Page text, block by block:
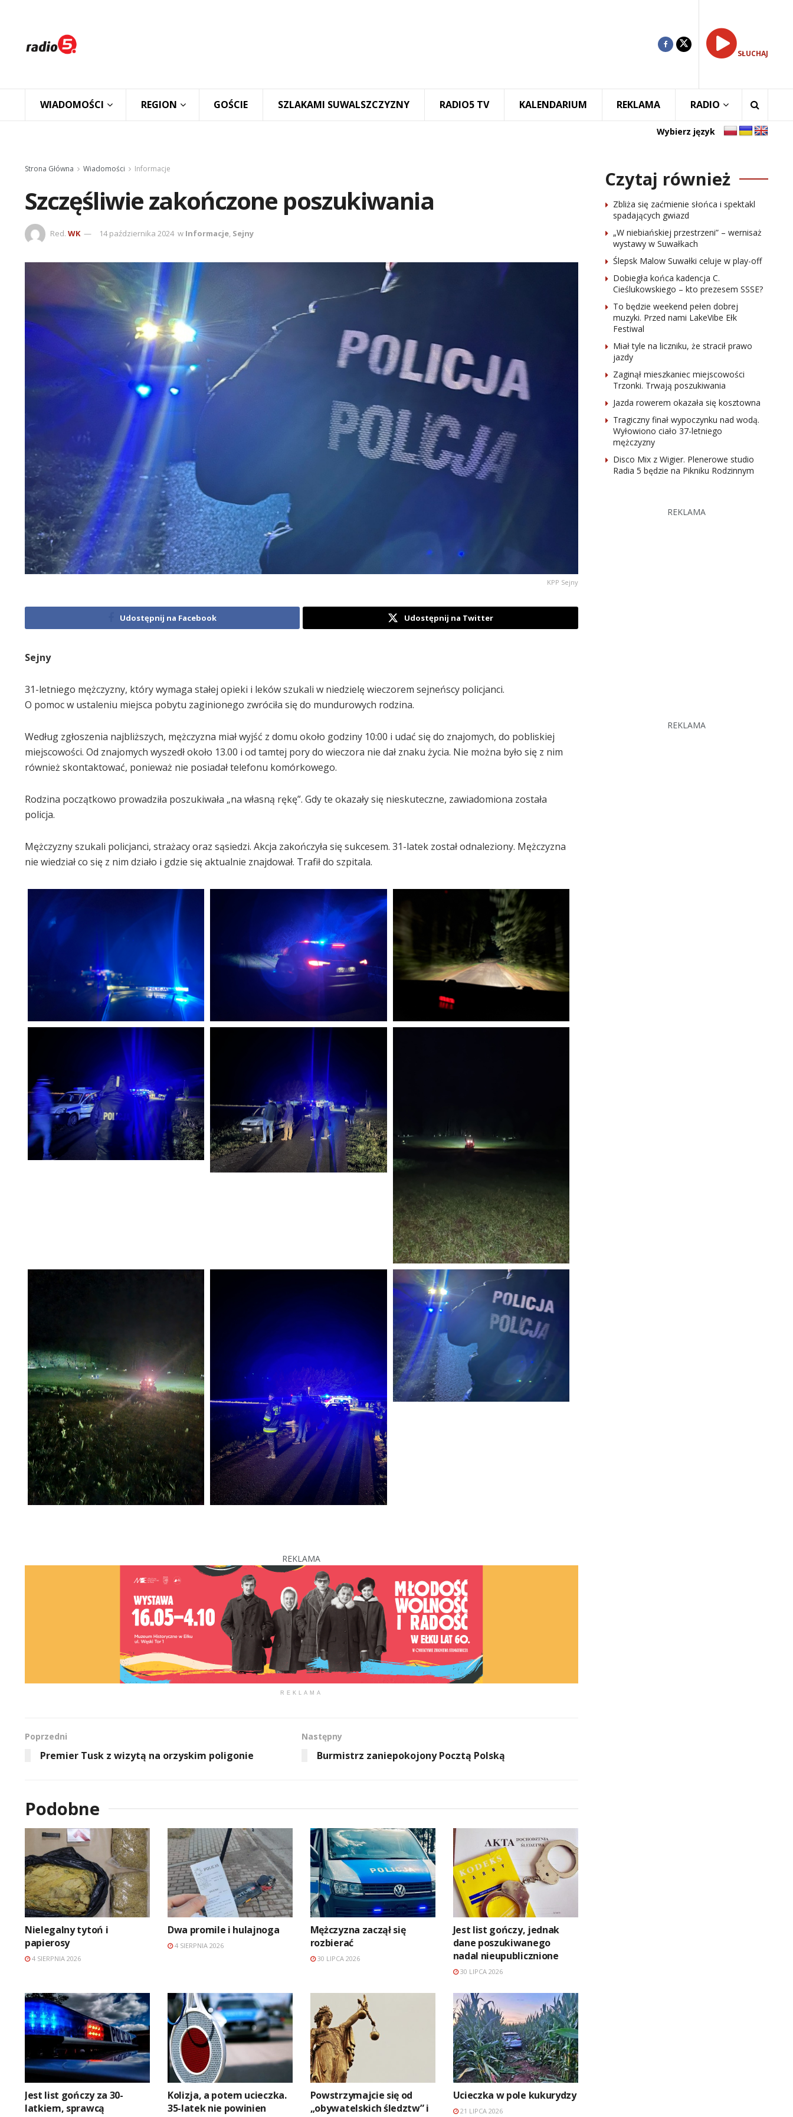
SŁUCHAJ
WIADOMOŚCI REGION GOŚCIE SZLAKAMI SUWALSZCZYZNY RADIO5 TV KALENDARIUM REKLAMA RADIO
Wybierz język
Strona Główna Wiadomości Informacje
Szczęśliwie zakończone poszukiwania
Red. WK 14 października 2024 w Informacje, Sejny
KPP Sejny
Udostępnij na Facebook Udostępnij na Twitter
Sejny
31-letniego mężczyzny, który wymaga stałej opieki i leków szukali w niedzielę wieczorem sejneńscy policjanci.
O pomoc w ustaleniu miejsca pobytu zaginionego zwróciła się do mundurowych rodzina.
Według zgłoszenia najbliższych, mężczyzna miał wyjść z domu około godziny 10:00 i udać się do znajomych, do pobliskiej
miejscowości. Od znajomych wyszedł około 13.00 i od tamtej pory do wieczora nie dał znaku życia. Nie można było się z nim
również skontaktować, ponieważ nie posiadał telefonu komórkowego.
Rodzina początkowo prowadziła poszukiwała „na własną rękę”. Gdy te okazały się nieskuteczne, zawiadomiona została
policja.
Mężczyzny szukali policjanci, strażacy oraz sąsiedzi. Akcja zakończyła się sukcesem. 31-latek został odnaleziony. Mężczyzna
nie wiedział co się z nim działo i gdzie się aktualnie znajdował. Trafił do szpitala.
REKLAMA
REKLAMA
Poprzedni
Premier Tusk z wizytą na orzyskim poligonie
Następny
Burmistrz zaniepokojony Pocztą Polską
Podobne
Nielegalny tytoń i
papierosy
4 SIERPNIA 2026
Dwa promile i hulajnoga
4 SIERPNIA 2026
Mężczyzna zaczął się
rozbierać
30 LIPCA 2026
Jest list gończy, jednak
dane poszukiwanego
nadal nieupublicznione
30 LIPCA 2026
Jest list gończy za 30-
latkiem, sprawcą
Kolizja, a potem ucieczka.
35-latek nie powinien
Powstrzymajcie się od
„obywatelskich śledztw” i
Ucieczka w pole kukurydzy
21 LIPCA 2026
Czytaj również
Zbliża się zaćmienie słońca i spektakl
spadających gwiazd
„W niebiańskiej przestrzeni” – wernisaż
wystawy w Suwałkach
Ślepsk Malow Suwałki celuje w play-off
Dobiegła końca kadencja C.
Cieślukowskiego – kto prezesem SSSE?
To będzie weekend pełen dobrej
muzyki. Przed nami LakeVibe Ełk
Festiwal
Miał tyle na liczniku, że stracił prawo
jazdy
Zaginął mieszkaniec miejscowości
Trzonki. Trwają poszukiwania
Jazda rowerem okazała się kosztowna
Tragiczny finał wypoczynku nad wodą.
Wyłowiono ciało 37-letniego
mężczyzny
Disco Mix z Wigier. Plenerowe studio
Radia 5 będzie na Pikniku Rodzinnym
REKLAMA
REKLAMA